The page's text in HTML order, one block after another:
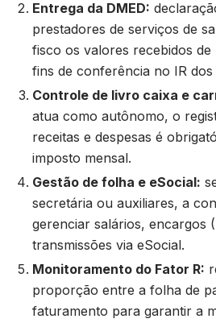
Entrega da DMED:
prestadores de serviços de
fisco os valores recebidos de
fins de conferência no IR dos
Controle de livro caixa e
atua como autônomo, o
receitas e despesas é
imposto mensal.
Gestão de folha e eSocial:
secretária ou auxiliares, a
gerenciar salários, encargos
transmissões via eSocial.
Monitoramento do Fator R:
proporção entre a folha de
faturamento para garantir a